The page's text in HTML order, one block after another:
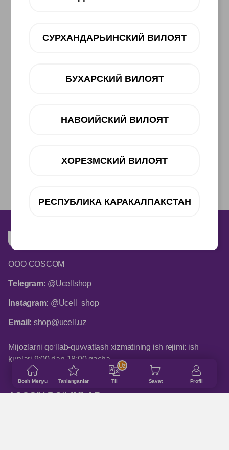
Bosh Menyu Tanlanganlar Til
Uz
Savat Profil
ООО COSCOM
Telegram: @Ucellshop
Instagram: @Ucell_shop
Email: shop@ucell.uz
Mijozlarni qo‘llab-quvvatlash xizmatining ish rejimi: ish
kunlari 9:00 dan 18:00 gacha
ASOSIY BO‘LIMLAR
СУРХАНДАРЬИНСКИЙ ВИЛОЯТ
БУХАРСКИЙ ВИЛОЯТ
НАВОИЙСКИЙ ВИЛОЯТ
ХОРЕЗМСКИЙ ВИЛОЯТ
РЕСПУБЛИКА КАРАКАЛПАКСТАН